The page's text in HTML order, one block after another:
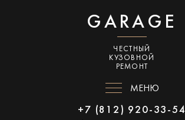
GARAGE
ЧЕСТНЫЙ
КУЗОВНОЙ
РЕМОНТ
МЕНЮ
+7 (812) 920-33-54